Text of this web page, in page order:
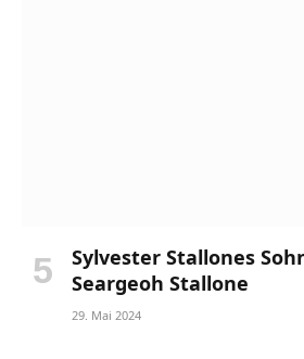
Sylvester Stallones
Seargeoh Stallone
29. Mai 2024